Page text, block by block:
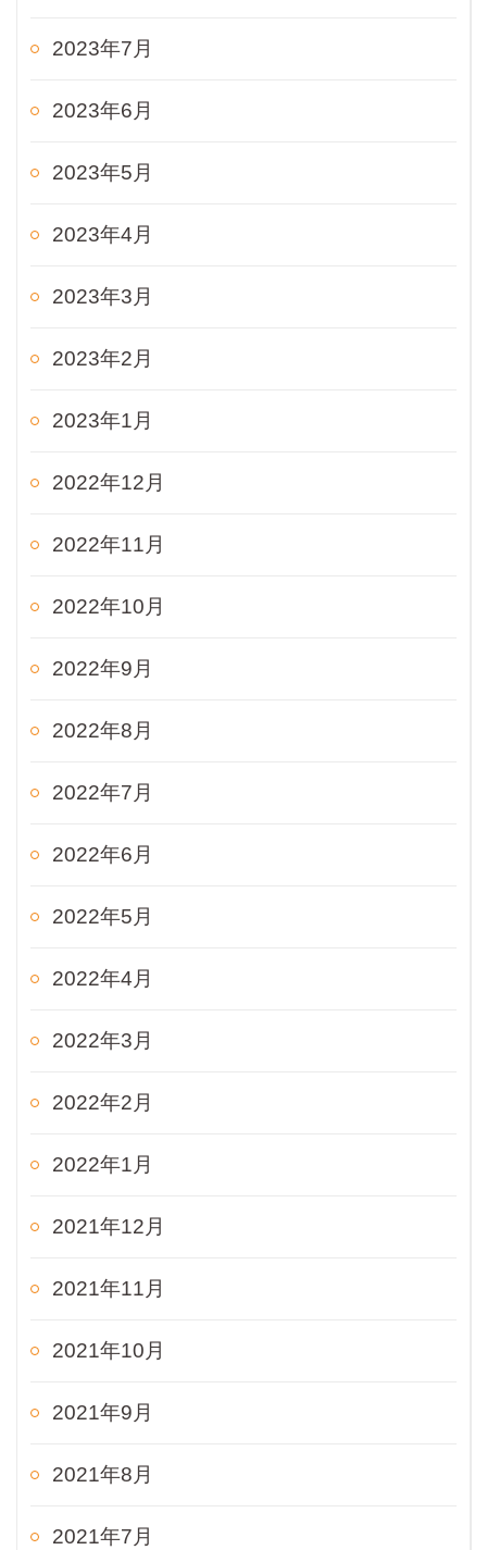
2023年7月
2023年6月
2023年5月
2023年4月
2023年3月
2023年2月
2023年1月
2022年12月
2022年11月
2022年10月
2022年9月
2022年8月
2022年7月
2022年6月
2022年5月
2022年4月
2022年3月
2022年2月
2022年1月
2021年12月
2021年11月
2021年10月
2021年9月
2021年8月
2021年7月